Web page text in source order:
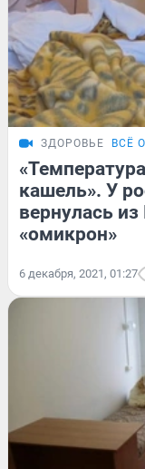
ЗДОРОВЬЕ ВСЁ
кашель». У
вернулась
«омикрон»
6 декабря, 2021, 01:27